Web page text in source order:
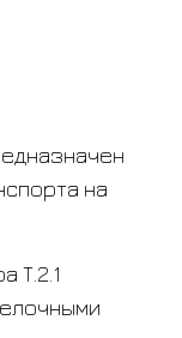
на
Т.2.1